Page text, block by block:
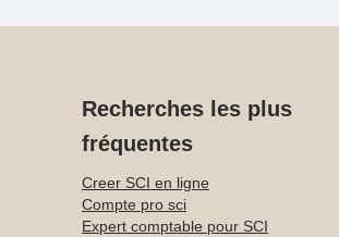
Recherches les plus
fréquentes
Creer SCI en ligne
Compte pro sci
Expert comptable pour SCI